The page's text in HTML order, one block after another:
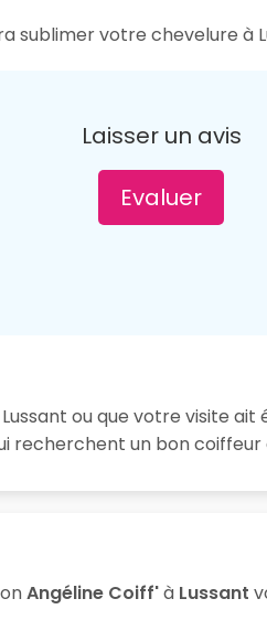
sublimer votre chevelure à
Laisser un avis
Evaluer
ou que votre visite ait
recherchent un bon coiffeur
Angéline Coiff'à Lussant